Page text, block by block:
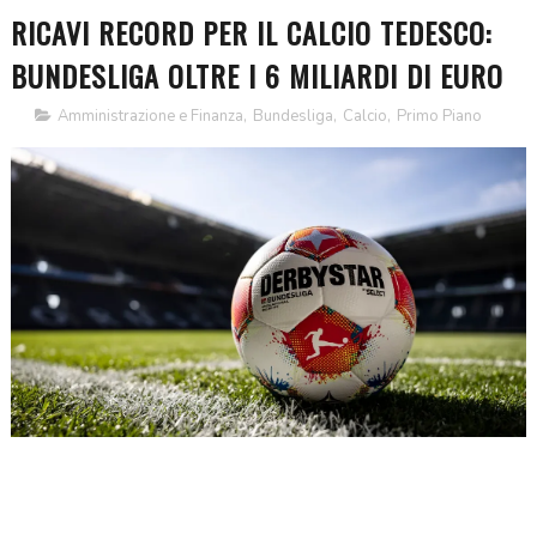
RICAVI RECORD PER IL CALCIO TEDESCO:
BUNDESLIGA OLTRE I 6 MILIARDI DI EURO
Amministrazione e Finanza, Bundesliga, Calcio, Primo Piano